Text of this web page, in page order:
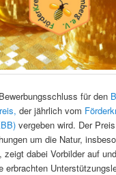
für den
der jährlich vom
vergeben wird. Der
um die Natur,
zeigt dabei Vorbilder auf
erbrachten